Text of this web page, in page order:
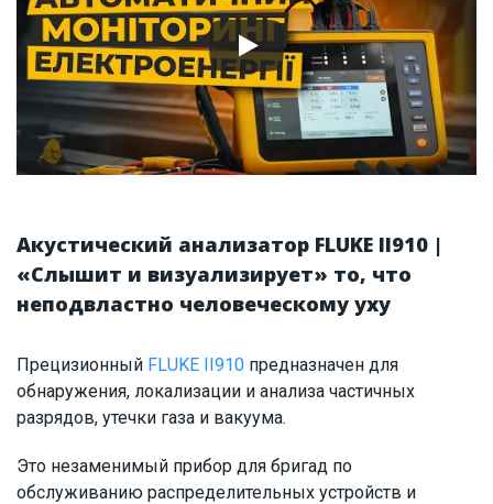
Акустический анализатор FLUKE II910 |
«Слышит и визуализирует» то, что
неподвластно человеческому уху
Прецизионный FLUKE II910 предназначен для
обнаружения, локализации и анализа частичных
разрядов, утечки газа и вакуума.
Это незаменимый прибор для бригад по
обслуживанию распределительных устройств и